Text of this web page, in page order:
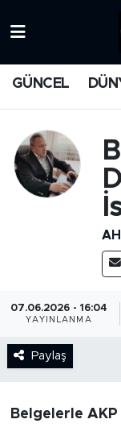
GÜNCEL
07.06.2026 - 16:04
YAYINLANMA
Paylaş
Belgelerle
MANŞET
MEDYA
GÜNCEL
KARİKATÜR
İstanbul
Trafik
Süper Lig
Tüm
Son
Haber Arşivi